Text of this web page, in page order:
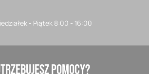
- Piątek 8:00 - 16:00
POMOCY?